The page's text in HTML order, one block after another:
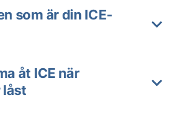
som är din ICE-
åt ICE när
låst